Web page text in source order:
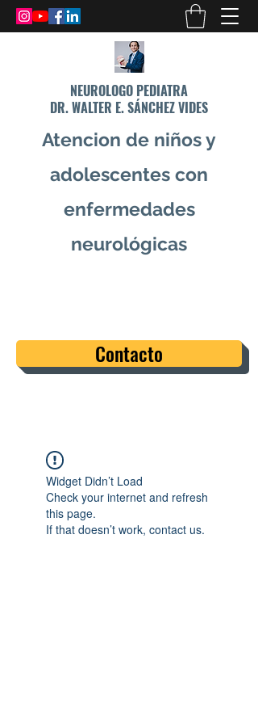
NEUROLOGO PEDIATRA
DR. WALTER E. SÁNCHEZ VIDES
Atencion de niños y
adolescentes con
enfermedades
neurológicas
Contacto
Widget Didn’t Load
Check your internet and refresh
this page.
If that doesn’t work, contact us.